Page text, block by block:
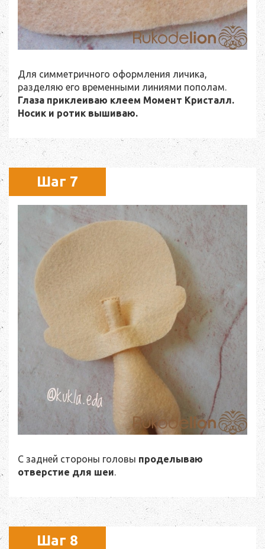
Для симметричного оформления личика,
разделяю его временными линиями пополам.
Глаза приклеиваю клеем Момент Кристалл.
Носик и ротик вышиваю.
Шаг 7
С задней стороны головы проделываю
отверстие для шеи.
Шаг 8